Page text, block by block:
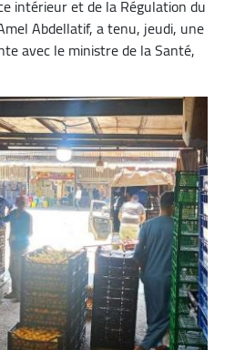
intérieur et de la Régulation du
Abdellatif, a tenu, jeudi, une
avec le ministre de la Santé,